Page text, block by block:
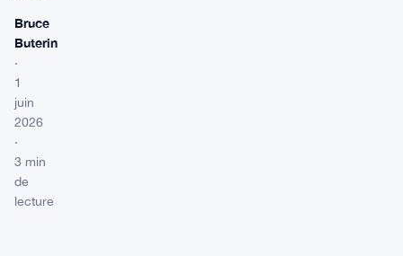
Bruce
Buterin
·
1
juin
2026
·
3 min
de
lecture